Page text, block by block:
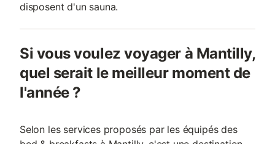
disposent d'un sauna.
Si vous voulez voyager à Mantilly,
quel serait le meilleur moment de
l'année ?
Selon les services proposés par les équipés des